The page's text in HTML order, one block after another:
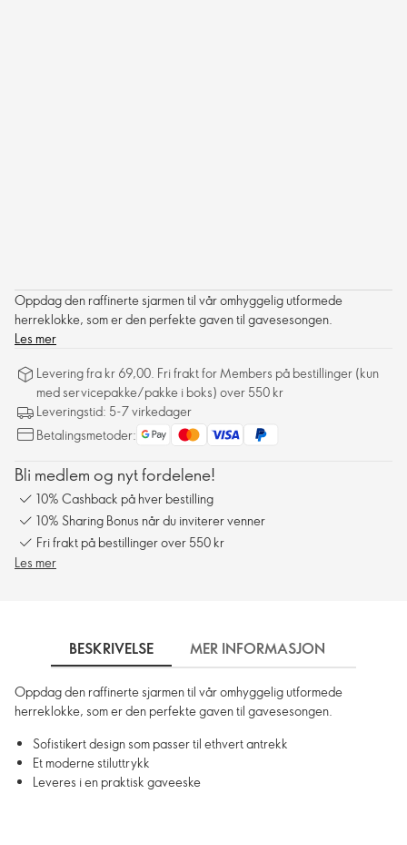
Oppdag den raffinerte sjarmen til vår omhyggelig utformede
herreklokke, som er den perfekte gaven til gavesesongen.
Les mer
Levering fra kr 69,00. Fri frakt for Members på bestillinger (kun
med servicepakke/pakke i boks) over 550 kr
Leveringstid: 5-7 virkedager
Betalingsmetoder:
Bli medlem og nyt fordelene!
10% Cashback på hver bestilling
10% Sharing Bonus når du inviterer venner
Fri frakt på bestillinger over 550 kr
Les mer
BESKRIVELSE MER INFORMASJON
Oppdag den raffinerte sjarmen til vår omhyggelig utformede
herreklokke, som er den perfekte gaven til gavesesongen.
Sofistikert design som passer til ethvert antrekk
Et moderne stiluttrykk
Leveres i en praktisk gaveeske